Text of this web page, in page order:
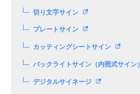
切り文字サイン
プレートサイン
カッティングシートサイン
バックライトサイン（内照式サイン）
デジタルサイネージ